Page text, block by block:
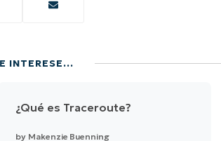
INTERESE...
¿Qué es Traceroute?
by Makenzie Buenning